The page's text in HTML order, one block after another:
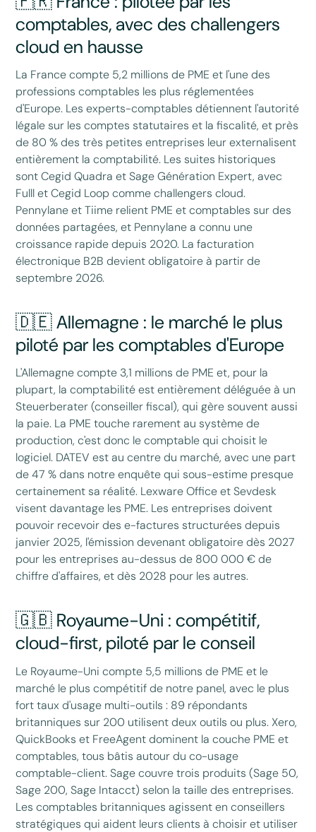
comptables, avec des challengers
cloud en hausse
La France compte 5,2 millions de PME et l'une des
professions comptables les plus réglementées
d'Europe. Les experts-comptables détiennent l'autorité
légale sur les comptes statutaires et la fiscalité, et près
de 80 % des très petites entreprises leur externalisent
entièrement la comptabilité. Les suites historiques
sont Cegid Quadra et Sage Génération Expert, avec
Fulll et Cegid Loop comme challengers cloud.
Pennylane et Tiime relient PME et comptables sur des
données partagées, et Pennylane a connu une
croissance rapide depuis 2020. La facturation
électronique B2B devient obligatoire à partir de
septembre 2026.
🇩🇪 Allemagne : le marché le plus
piloté par les comptables d'Europe
L'Allemagne compte 3,1 millions de PME et, pour la
plupart, la comptabilité est entièrement déléguée à un
Steuerberater (conseiller fiscal), qui gère souvent aussi
la paie. La PME touche rarement au système de
production, c'est donc le comptable qui choisit le
logiciel. DATEV est au centre du marché, avec une part
de 47 % dans notre enquête qui sous-estime presque
certainement sa réalité. Lexware Office et Sevdesk
visent davantage les PME. Les entreprises doivent
pouvoir recevoir des e-factures structurées depuis
janvier 2025, l'émission devenant obligatoire dès 2027
pour les entreprises au-dessus de 800 000 € de
chiffre d'affaires, et dès 2028 pour les autres.
🇬🇧 Royaume-Uni : compétitif,
cloud-first, piloté par le conseil
Le Royaume-Uni compte 5,5 millions de PME et le
marché le plus compétitif de notre panel, avec le plus
fort taux d'usage multi-outils : 89 répondants
britanniques sur 200 utilisent deux outils ou plus. Xero,
QuickBooks et FreeAgent dominent la couche PME et
comptables, tous bâtis autour du co-usage
comptable-client. Sage couvre trois produits (Sage 50,
Sage 200, Sage Intacct) selon la taille des entreprises.
Les comptables britanniques agissent en conseillers
stratégiques qui aident leurs clients à choisir et utiliser